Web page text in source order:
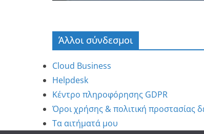
Άλλοι σύνδεσμοι
Cloud Business
Helpdesk
Κέντρο πληροφόρησης GDPR
Όροι χρήσης & πολιτική προστασίας
Τα αιτήματά μου